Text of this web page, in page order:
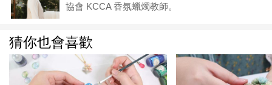
協會 KCCA 香氛蠟燭教師。
猜你也會喜歡